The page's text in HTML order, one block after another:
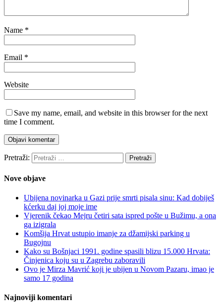
Name *
Email *
Website
Save my name, email, and website in this browser for the next
time I comment.
Pretraži:
Nove objave
Ubijena novinarka u Gazi prije smrti pisala sinu: Kad dobiješ
kćerku daj joj moje ime
Vjerenik čekao Mejru četiri sata ispred pošte u Bužimu, a ona
ga izigrala
Komšija Hrvat ustupio imanje za džamijski parking u
Bugojnu
Kako su Bošnjaci 1991. godine spasili blizu 15.000 Hrvata:
Činjenica koju su u Zagrebu zaboravili
Ovo je Mirza Mavrić koji je ubijen u Novom Pazaru, imao je
samo 17 godina
Najnoviji komentari